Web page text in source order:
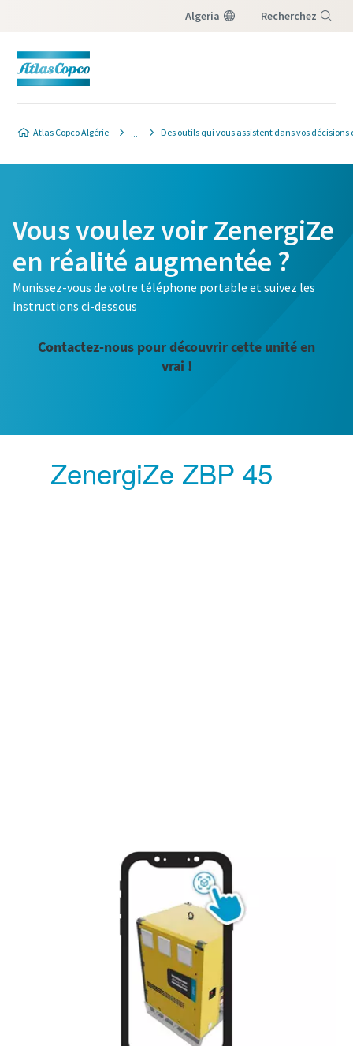
Algeria Recherchez
Atlas Copco Algérie Des outils qui vous assistent dans vos
Offre spéciale sur les outils hydrauliques
Découvrez nos packs d'outils hydrauliques et choisissez
celui qui vous convient le mieux.
Détails des packs
Vous voulez voir ZenergiZe
en réalité augmentée ?
Munissez-vous de votre téléphone portable et suivez les
instructions ci-dessous
Contactez-nous pour découvrir cette unité en
vrai !